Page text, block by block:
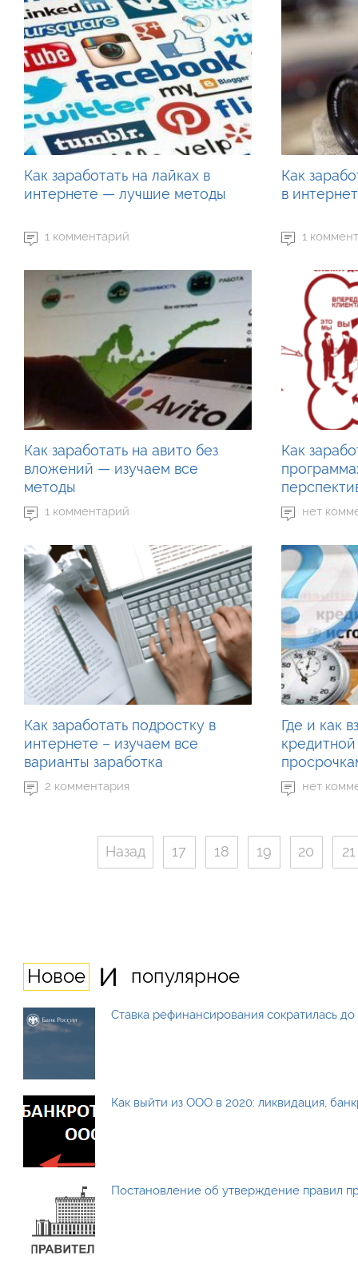
Как заработать на лайках в
интернете — лучшие методы
1 комментарий
Как
в
1
Как заработать на авито без
вложений — изучаем все
методы
1 комментарий
Как
нет
Как заработать подростку в
интернете – изучаем все
варианты заработка
2 комментария
Где и как
нет
Назад 17 18 19 20 21
Новое и популярное
Ставка рефинансирования сократилась
Как выйти из ООО в 2020: ликвидация,
Постановление об утверждение правил